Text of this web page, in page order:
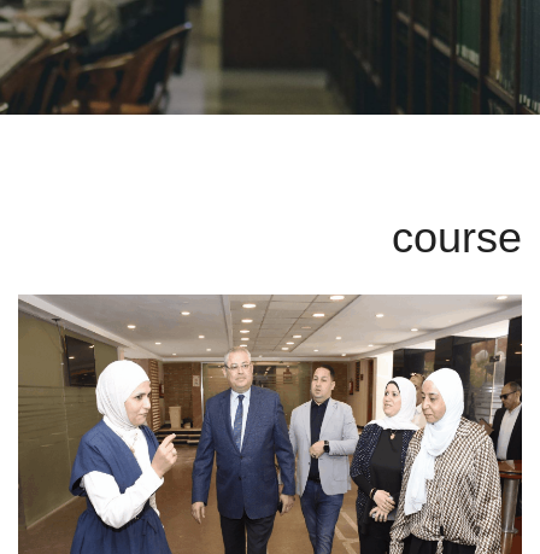
الشئون الأكاديمية
البحث العلمي
الأنظمة الذكية
الإعلام
تواصل معنا
الطلاب
course